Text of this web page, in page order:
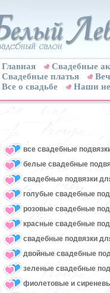
Главная
Свадебные
Cвадебные платья
Все о свадьбе
Наши
все свадебные
белые свадебные
свадебные подвязки
голубые свадебные
розовые свадебные
красные свадебные
свадебные подвязки
двойные свадебные
зеленые свадебные
фиолетовые и